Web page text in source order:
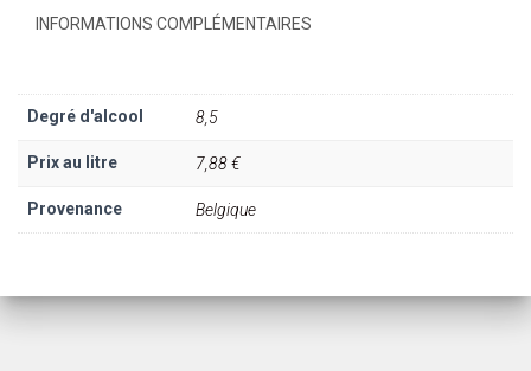
INFORMATIONS COMPLÉMENTAIRES
Degré d'alcool 8,5
Prix au litre 7,88 €
Provenance Belgique